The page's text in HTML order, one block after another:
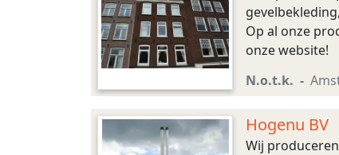
Op al onze
onze website!
N.o.t.k.
Hogenu BV
Wij